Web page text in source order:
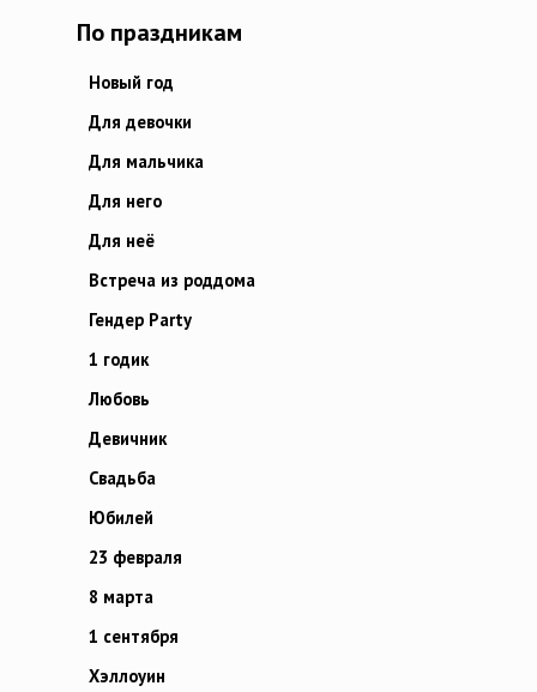
По праздникам
Новый год
Для девочки
Для мальчика
Для него
Для неё
Встреча из роддома
Гендер Party
1 годик
Любовь
Девичник
Свадьба
Юбилей
23 февраля
8 марта
1 сентября
Хэллоуин